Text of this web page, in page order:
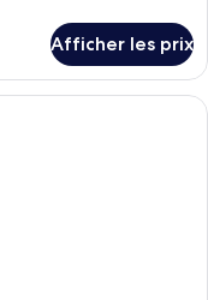
Afficher les prix
en bois avec un tiroir,